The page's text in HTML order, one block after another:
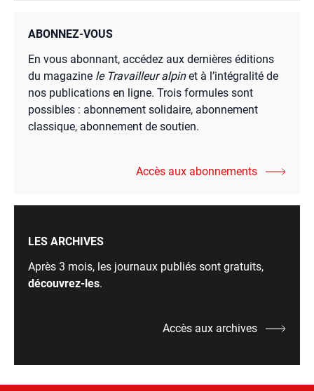
ABONNEZ-VOUS
En vous abonnant, accédez aux dernières éditions
du magazine le Travailleur alpinet à l’intégralité de
nos publications en ligne. Trois formules sont
possibles : abonnement solidaire, abonnement
classique, abonnement de soutien.
Accès aux abonnements
LES ARCHIVES
Après 3 mois, les journaux publiés sont gratuits,
découvrez-les.
Accès aux archives